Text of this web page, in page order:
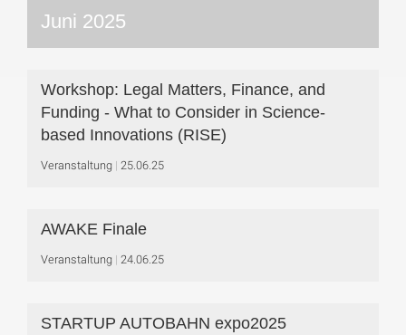
Juni 2025
Workshop: Legal Matters, Finance, and
Funding - What to Consider in Science-
based Innovations (RISE)
Veranstaltung 25.06.25
AWAKE Finale
Veranstaltung 24.06.25
STARTUP AUTOBAHN expo2025